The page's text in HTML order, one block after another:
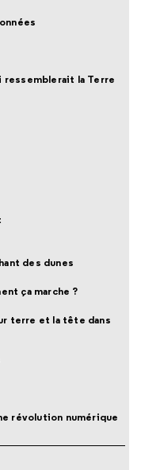
ressemblerait la Terre
des dunes
ça marche ?
terre et la tête dans
révolution numérique